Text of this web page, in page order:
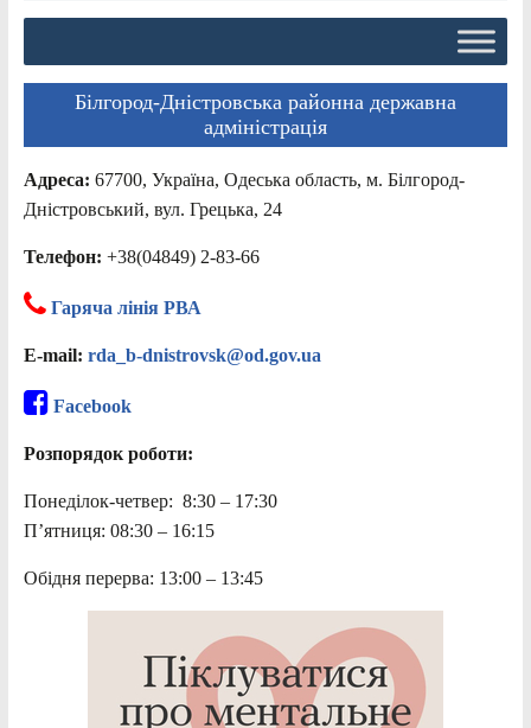
Білгород-Дністровська районна державна
адміністрація
Адреса: 67700, Україна, Одеська область, м. Білгород-
Дністровський, вул. Грецька, 24
Телефон: +38(04849) 2-83-66
Гаряча лінія РВА
E-mail: rda_b-dnistrovsk@od.gov.ua
Facebook
Розпорядок роботи:
Понеділок-четвер: 8:30 – 17:30
П’ятниця: 08:30 – 16:15
Обідня перерва: 13:00 – 13:45